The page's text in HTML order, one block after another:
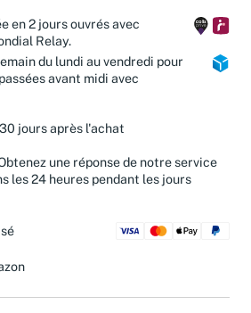
en 2 jours ouvrés avec
Relay.
du lundi au vendredi pour
avant midi avec
jours après l'achat
une réponse de notre service
les 24 heures pendant les jours